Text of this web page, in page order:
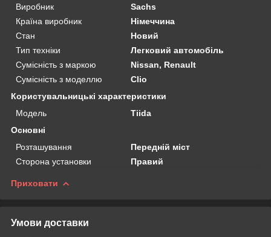
Виробник
Sachs
Країна виробник
Німеччина
Стан
Новий
Тип техніки
Легковий автомобіль
Сумісність з маркою
Nissan, Renault
Сумісність з моделлю
Clio
Користувальницькі характеристики
Мoдель
Tiida
Основні
Розташування
Передній міст
Сторона установки
Правий
Приховати
Умови доставки